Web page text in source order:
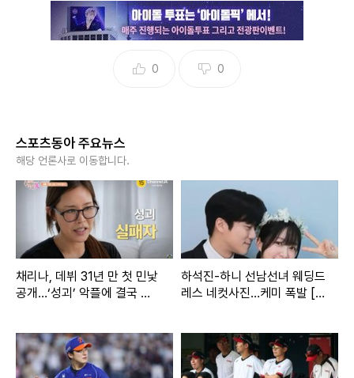
0 0
스포츠동아 주요뉴스
해당 언론사로 이동합니다.
채리나, 데뷔 31년 만 첫 민낯
공개…‘성괴’ 악플에 결국 눈
하석진-하니 선남선녀 웨딩드
레스 네컷사진…케미 폭발 [D